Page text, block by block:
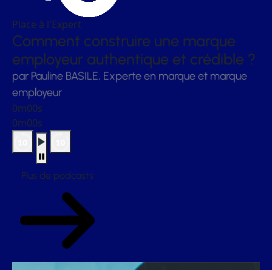
Place à l'Expert
Comment construire une marque
employeur authentique et crédible ?
par Pauline BASILE, Experte en marque et marque
employeur
0m00s
0m00s
Plus de podcasts